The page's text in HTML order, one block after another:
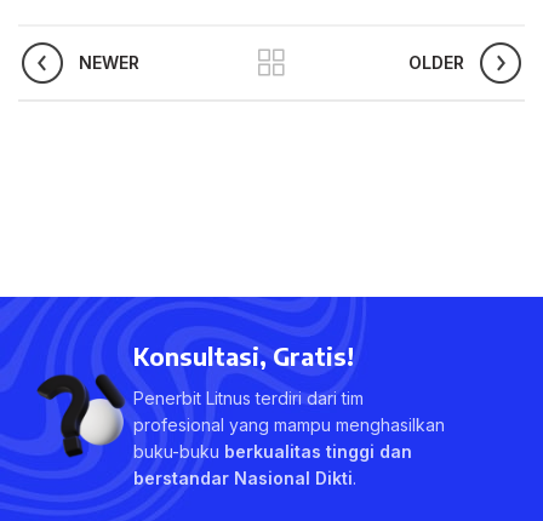
NEWER OLDER
Konsultasi, Gratis!
Penerbit Litnus terdiri dari tim
profesional yang mampu menghasilkan
buku-buku berkualitas tinggi dan
berstandar Nasional Dikti.